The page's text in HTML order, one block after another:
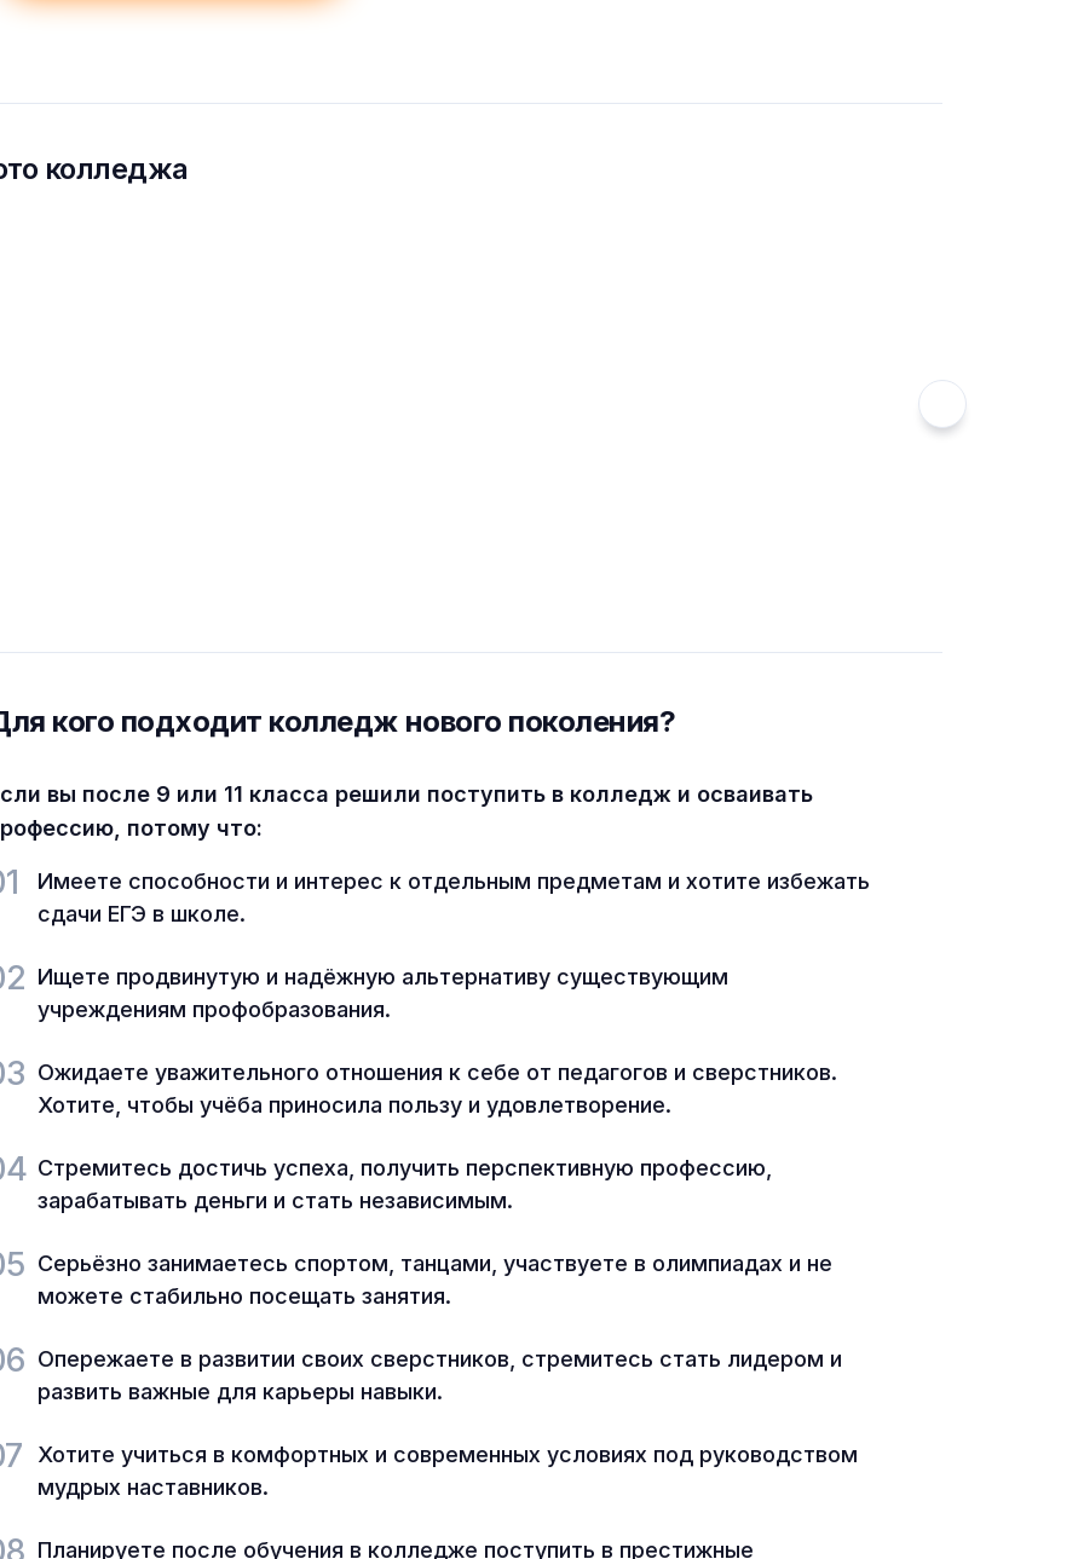
колледжа
кого подходит колледж нового поколения?
вы после 9 или 11 класса решили поступить в колледж и осваивать
потому что:
Имеете способности и интерес к отдельным предметам и хотите избежать
сдачи ЕГЭ в школе.
Ищете продвинутую и надёжную альтернативу существующим
учреждениям профобразования.
Ожидаете уважительного отношения к себе от педагогов и сверстников.
Хотите, чтобы учёба приносила пользу и удовлетворение.
Стремитесь достичь успеха, получить перспективную профессию,
зарабатывать деньги и стать независимым.
Серьёзно занимаетесь спортом, танцами, участвуете в олимпиадах и не
можете стабильно посещать занятия.
Опережаете в развитии своих сверстников, стремитесь стать лидером и
развить важные для карьеры навыки.
Хотите учиться в комфортных и современных условиях под руководством
мудрых наставников.
Планируете после обучения в колледже поступить в престижные